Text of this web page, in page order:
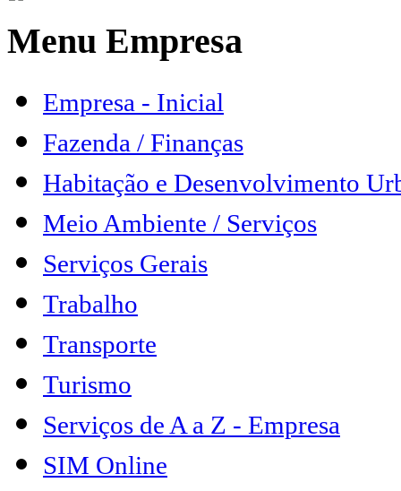
Menu Empresa
Empresa - Inicial
Fazenda / Finanças
Habitação e Desenvolvimento
Meio Ambiente / Serviços
Serviços Gerais
Trabalho
Transporte
Turismo
Serviços de A a Z - Empresa
SIM Online